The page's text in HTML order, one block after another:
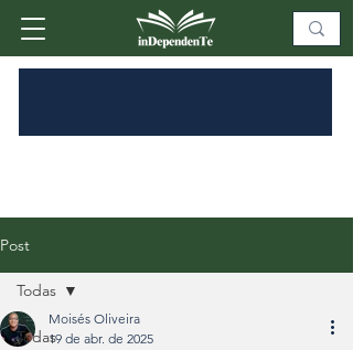
Post
Todas
Todas
Moisés Oliveira
19 de abr. de 2025